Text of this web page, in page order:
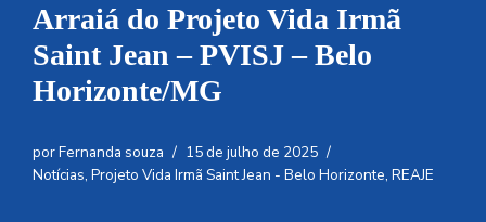
Arraiá do Projeto Vida Irmã
Saint Jean – PVISJ – Belo
Horizonte/MG
porFernanda souza
15 de julho de 2025
Notícias, Projeto Vida Irmã Saint Jean - Belo Horizonte, REAJE